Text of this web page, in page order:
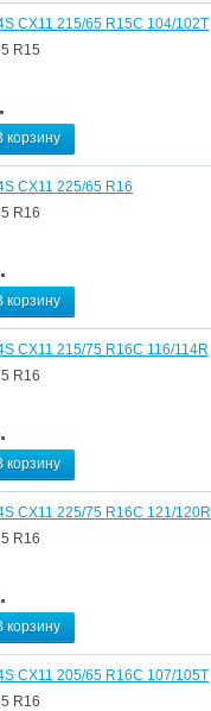
CX11 215/65 R15C 104/102T
R15
корзину
CX11 225/65 R16
R16
корзину
CX11 215/75 R16C 116/114R
R16
корзину
CX11 225/75 R16C 121/120R
R16
корзину
CX11 205/65 R16C 107/105T
R16